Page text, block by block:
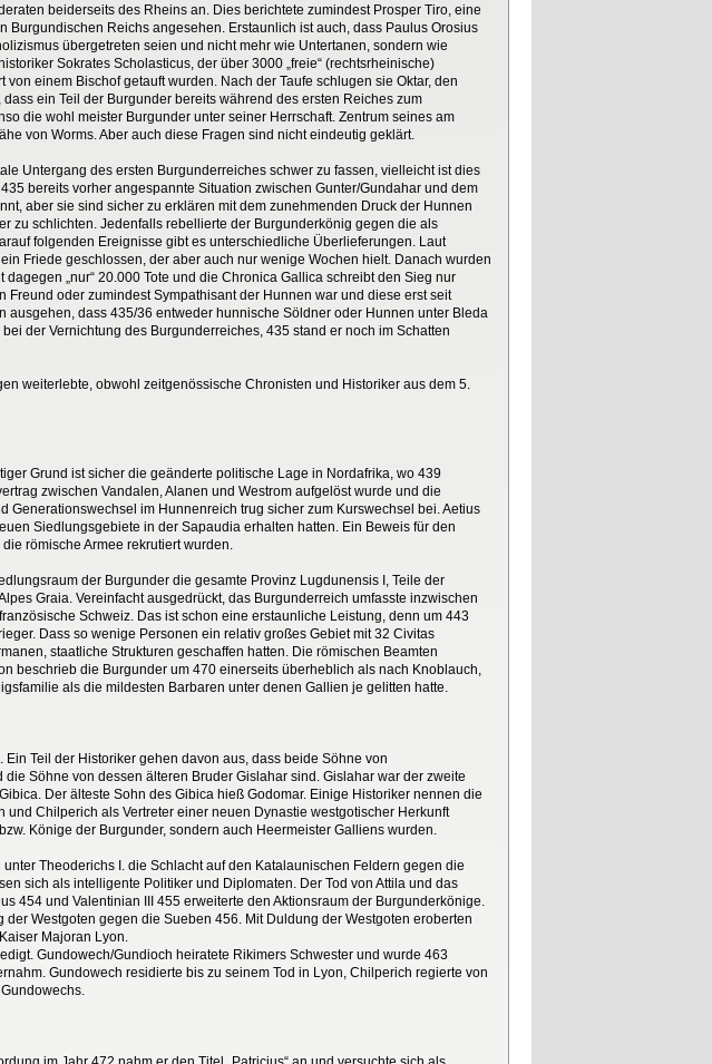
beiderseits des Rheins an. Dies berichtete zumindest Prosper Tiro, eine
Reichs angesehen. Erstaunlich ist auch, dass Paulus Orosius
übergetreten seien und nicht mehr wie Untertanen, sondern wie
Sokrates Scholasticus, der über 3000 „freie“ (rechtsrheinische)
einem Bischof getauft wurden. Nach der Taufe schlugen sie Oktar, den
ein Teil der Burgunder bereits während des ersten Reiches zum
die wohl meister Burgunder unter seiner Herrschaft. Zentrum seines am
von Worms. Aber auch diese Fragen sind nicht eindeutig geklärt.
Untergang des ersten Burgunderreiches schwer zu fassen, vielleicht ist dies
bereits vorher angespannte Situation zwischen Gunter/Gundahar und dem
aber sie sind sicher zu erklären mit dem zunehmenden Druck der Hunnen
zu schlichten. Jedenfalls rebellierte der Burgunderkönig gegen die als
folgenden Ereignisse gibt es unterschiedliche Überlieferungen. Laut
Friede geschlossen, der aber auch nur wenige Wochen hielt. Danach wurden
„nur“ 20.000 Tote und die Chronica Gallica schreibt den Sieg nur
oder zumindest Sympathisant der Hunnen war und diese erst seit
dass 435/36 entweder hunnische Söldner oder Hunnen unter Bleda
der Vernichtung des Burgunderreiches, 435 stand er noch im Schatten
weiterlebte, obwohl zeitgenössische Chronisten und Historiker aus dem 5.
Grund ist sicher die geänderte politische Lage in Nordafrika, wo 439
zwischen Vandalen, Alanen und Westrom aufgelöst wurde und die
im Hunnenreich trug sicher zum Kurswechsel bei. Aetius
Siedlungsgebiete in der Sapaudia erhalten hatten. Ein Beweis für den
römische Armee rekrutiert wurden.
der Burgunder die gesamte Provinz Lugdunensis I, Teile der
Graia. Vereinfacht ausgedrückt, das Burgunderreich umfasste inzwischen
Schweiz. Das ist schon eine erstaunliche Leistung, denn um 443
Dass so wenige Personen ein relativ großes Gebiet mit 32 Civitas
staatliche Strukturen geschaffen hatten. Die römischen Beamten
beschrieb die Burgunder um 470 einerseits überheblich als nach Knoblauch,
als die mildesten Barbaren unter denen Gallien je gelitten hatte.
Teil der Historiker gehen davon aus, dass beide Söhne von
Söhne von dessen älteren Bruder Gislahar sind. Gislahar war der zweite
Der älteste Sohn des Gibica hieß Godomar. Einige Historiker nennen die
Chilperich als Vertreter einer neuen Dynastie westgotischer Herkunft
Könige der Burgunder, sondern auch Heermeister Galliens wurden.
Theoderichs I. die Schlacht auf den Katalaunischen Feldern gegen die
sich als intelligente Politiker und Diplomaten. Der Tod von Attila und das
454 und Valentinian III 455 erweiterte den Aktionsraum der Burgunderkönige.
Westgoten gegen die Sueben 456. Mit Duldung der Westgoten eroberten
Majoran Lyon.
Gundowech/Gundioch heiratete Rikimers Schwester und wurde 463
Gundowech residierte bis zu seinem Tod in Lyon, Chilperich regierte von